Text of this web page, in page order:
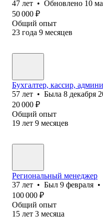
47 лет • Обновлено 10
50 000 ₽
Общий опыт
23 года 9 месяцев
Бухгалтер, кассир,
57 лет • Была 8 декабря
20 000 ₽
Общий опыт
19 лет 9 месяцев
Региональный менеджер
37 лет • Был 9 февраля •
100 000 ₽
Общий опыт
15 лет 3 месяца